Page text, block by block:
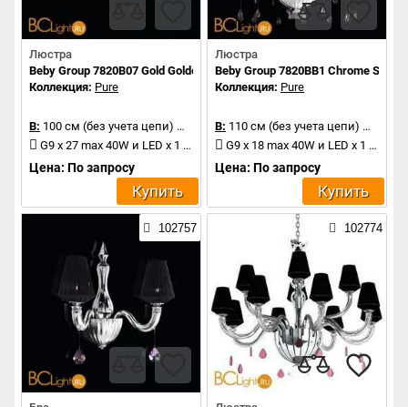
Люстра
Beby Group 7820B07 Gold Golden Portofino N1305 Golden teak
Коллекция: Pure
В: 100 см (без учета цепи) Д:
210 см
G9 x 27 max 40W и LED x 1 1.2W
Цена: По запросу
Купить
Люстра
Beby Group 7820BB1 Chrome
Коллекция: Pure
В: 110 см (без учета цепи) Д:
G9 x 18 max 40W и LED x 1 1.2W
Цена: По запросу
Купить
102757 102774